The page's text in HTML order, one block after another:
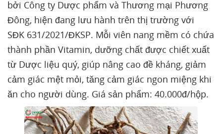
bởi Công ty Dược phẩm và Thương mại Phương
Đông, hiện đang lưu hành trên thị trường với
SĐK 631/2021/ĐKSP. Mỗi viên nang mềm có chứa
thành phần Vitamin, dưỡng chất được chiết xuất
từ Dược liệu quý, giúp nâng cao đề kháng, giảm
cảm giác mệt mỏi, tăng cảm giác ngon miệng khi
ăn cho người dùng. Giá sản phẩm: 40.000đ/hộp.